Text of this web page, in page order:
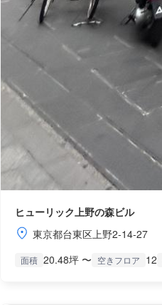
ヒューリック上野の森ビル
東京都台東区上野2-14-27
面積 20.48坪 〜 空きフロア 12